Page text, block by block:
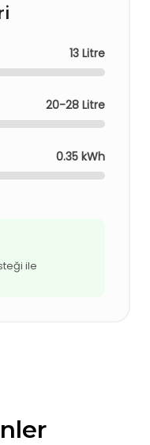
13 Litre
20-28 Litre
0.35 kWh
ile